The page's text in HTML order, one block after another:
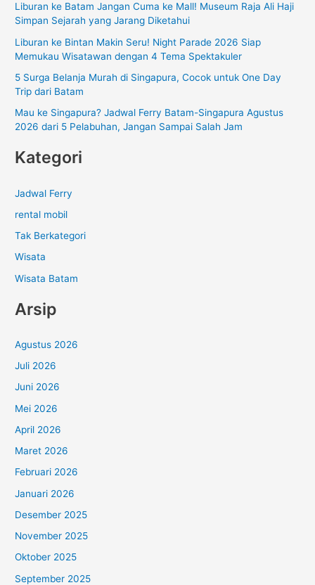
tLiburan ke Batam Jangan Cuma ke Mall! Museum Raja Ali Haji
Simpan Sejarah yang Jarang Diketahui
Liburan ke Bintan Makin Seru! Night Parade 2026 Siap
Memukau Wisatawan dengan 4 Tema Spektakuler
5 Surga Belanja Murah di Singapura, Cocok untuk One Day
Trip dari Batam
Mau ke Singapura? Jadwal Ferry Batam-Singapura Agustus
2026 dari 5 Pelabuhan, Jangan Sampai Salah Jam
Kategori
Jadwal Ferry
rental mobil
Tak Berkategori
Wisata
Wisata Batam
Arsip
Agustus 2026
Juli 2026
Juni 2026
Mei 2026
April 2026
Maret 2026
Februari 2026
Januari 2026
Desember 2025
November 2025
Oktober 2025
September 2025